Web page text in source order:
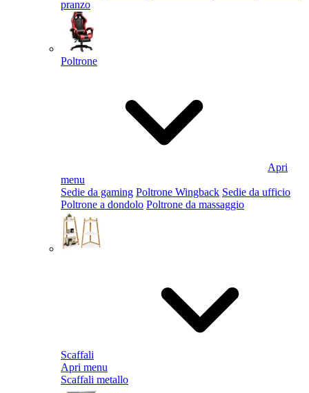
pranzo
Poltrone
Apri
menu
Sedie da gaming Poltrone Wingback Sedie da ufficio
Poltrone a dondolo Poltrone da massaggio
Scaffali
Apri menu
Scaffali metallo